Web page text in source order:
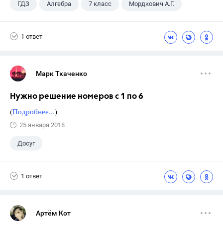
ГДЗ Алгебра 7 класс Мордкович А.Г.
1 ответ
Марк Ткаченко
Нужно решение номеров с 1 по 6
(Подробнее...)
25 января 2018
Досуг
1 ответ
Артём Кот